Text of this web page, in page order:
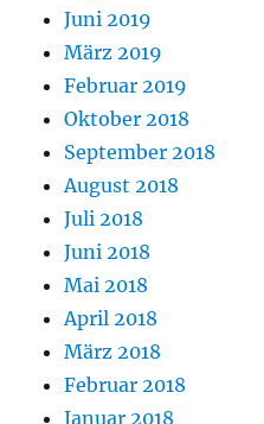
Juni 2019
März 2019
Februar 2019
Oktober 2018
September 2018
August 2018
Juli 2018
Juni 2018
Mai 2018
April 2018
März 2018
Februar 2018
Januar 2018